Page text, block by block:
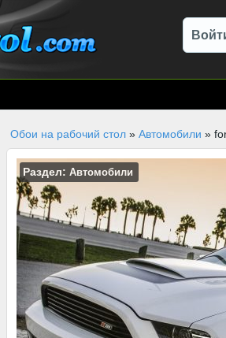
на
Обои на рабочий стол » Автомобили »
Раздел: Автомобили